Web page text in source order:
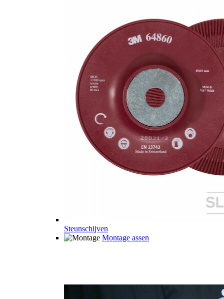
Steunschijven
Montage assen